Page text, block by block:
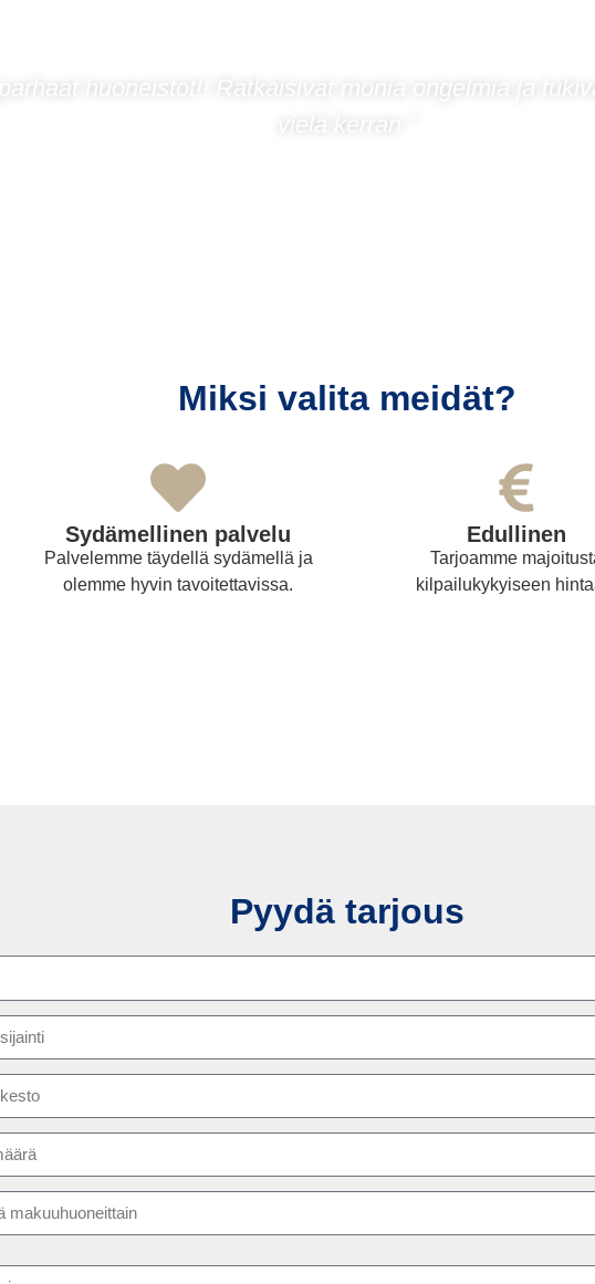
parhaat huoneistot!! Ratkaisivat monia ongelmia ja
vielä kerran.”
Miksi valita meidät?
Sydämellinen palvelu
Palvelemme täydellä sydämellä ja
olemme hyvin tavoitettavissa.
Edullinen
Tarjoamme
kilpailukykyiseen
Pyydä tarjous